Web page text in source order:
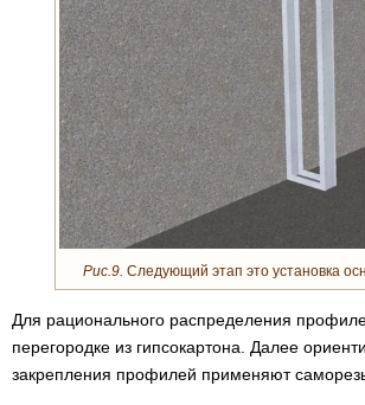
Рис.9. Следующий этап это установка
Для рационального распределения
перегородке из гипсокартона. Далее
закрепления профилей применяют